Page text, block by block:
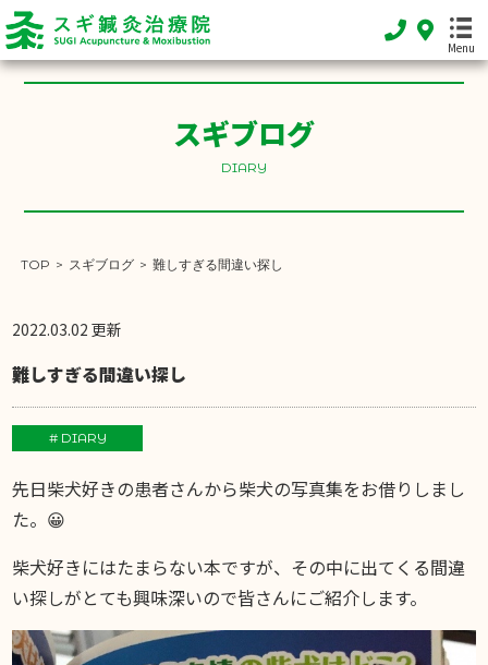
Menu
ホーム
FEATURE
お知らせ
スギブログ
スギブログ
DIARY
TOP > スギブログ > 難しすぎる間違い探し
2022.03.02 更新
難しすぎる間違い探し
# DIARY
先日柴犬好きの患者さんから柴犬の写真集をお借りしまし
た。😀
柴犬好きにはたまらない本ですが、その中に出てくる間違
い探しがとても興味深いので皆さんにご紹介します。